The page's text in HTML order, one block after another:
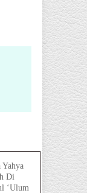
Yahya
Di
‘Ulum